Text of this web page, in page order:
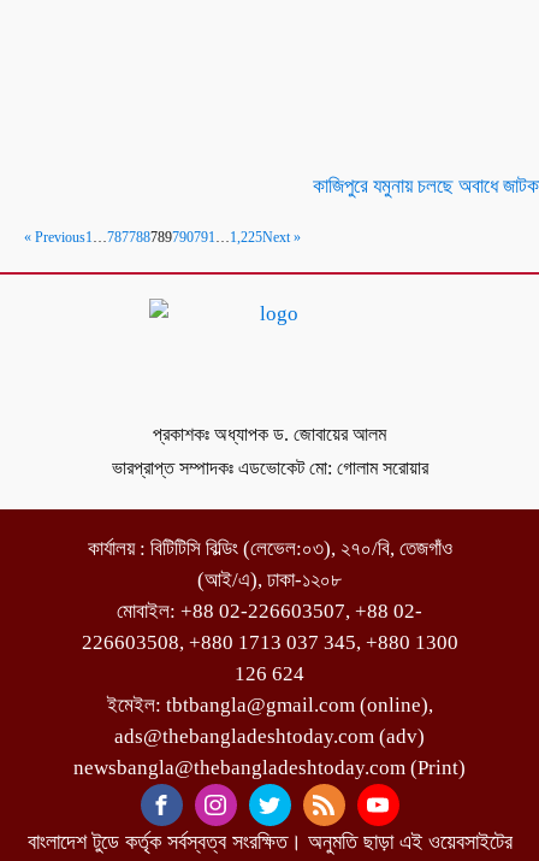
কাজিপুরে যমুনায় চলছে অবাধে
« Previous1…787788789790791…1,225Next »
প্রকাশকঃ অধ্যাপক ড. জোবায়ের আলম
ভারপ্রাপ্ত সম্পাদকঃ এডভোকেট মো: গোলাম সরোয়ার
কার্যালয় : বিটিটিসি বিল্ডিং (লেভেল:০৩), ২৭০/বি, তেজগাঁও
(আই/এ), ঢাকা-১২০৮
মোবাইল: +88 02-226603507, +88 02-
226603508, +880 1713 037 345, +880 1300
126 624
ইমেইল: tbtbangla@gmail.com (online),
ads@thebangladeshtoday.com (adv)
newsbangla@thebangladeshtoday.com (Print)
বাংলাদেশ টুডে কর্তৃক সর্বস্বত্ব সংরক্ষিত। অনুমতি ছাড়া এই ওয়েবসাইটের